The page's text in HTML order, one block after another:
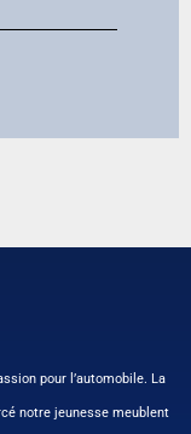
pour l’automobile. La
notre jeunesse meublent